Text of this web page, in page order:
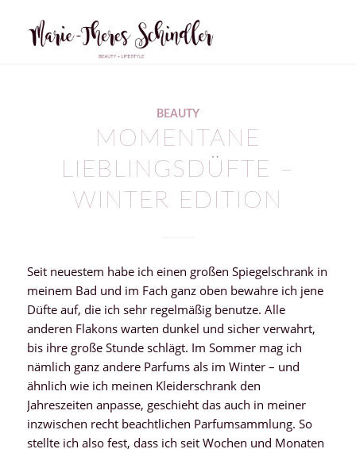
BEAUTY
MOMENTANE
LIEBLINGSDÜFTE –
WINTER EDITION
Seit neuestem habe ich einen großen Spiegelschrank in
meinem Bad und im Fach ganz oben bewahre ich jene
Düfte auf, die ich sehr regelmäßig benutze. Alle
anderen Flakons warten dunkel und sicher verwahrt,
bis ihre große Stunde schlägt. Im Sommer mag ich
nämlich ganz andere Parfums als im Winter – und
ähnlich wie ich meinen Kleiderschrank den
Jahreszeiten anpasse, geschieht das auch in meiner
inzwischen recht beachtlichen Parfumsammlung. So
stellte ich also fest, dass ich seit Wochen und Monaten